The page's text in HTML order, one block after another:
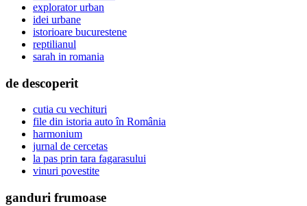
explorator urban
idei urbane
istorioare bucurestene
reptilianul
sarah in romania
de descoperit
cutia cu vechituri
file din istoria auto în România
harmonium
jurnal de cercetas
la pas prin tara fagarasului
vinuri povestite
ganduri frumoase